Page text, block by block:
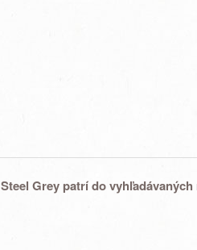
Greypatrí do vyhľadávaných